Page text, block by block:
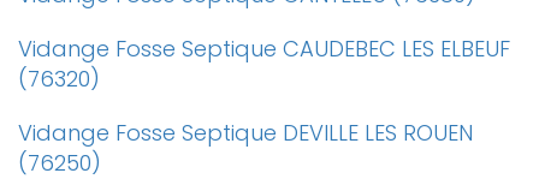
Vidange Fosse Septique CAUDEBEC LES ELBEUF
(76320)
Vidange Fosse Septique DEVILLE LES ROUEN
(76250)